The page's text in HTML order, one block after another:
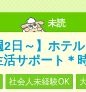
未読
2日～】ホテ
サポート＊
社会人未経験OK